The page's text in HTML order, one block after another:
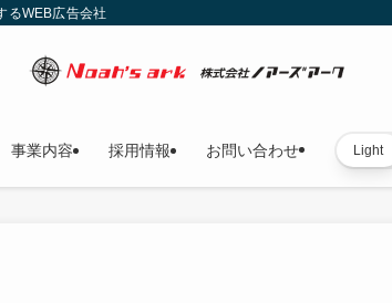
るWEB広告会社
事業内容 採用情報 お問い合わせ Light